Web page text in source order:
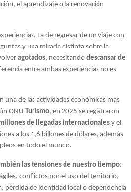
el aprendizaje o la renovación
y una mirada distinta sobre la
agotados, necesitando descansar de
entre ambas experiencias no es
una de las actividades económicas más
ONU
Turismo, en 2025 se registraron
de llegadas internacionales y el
a los 1,6 billones de dólares, además
en todo el mundo.
las tensiones de nuestro tiempo:
conflictos por el uso del territorio,
pérdida de identidad local o dependencia